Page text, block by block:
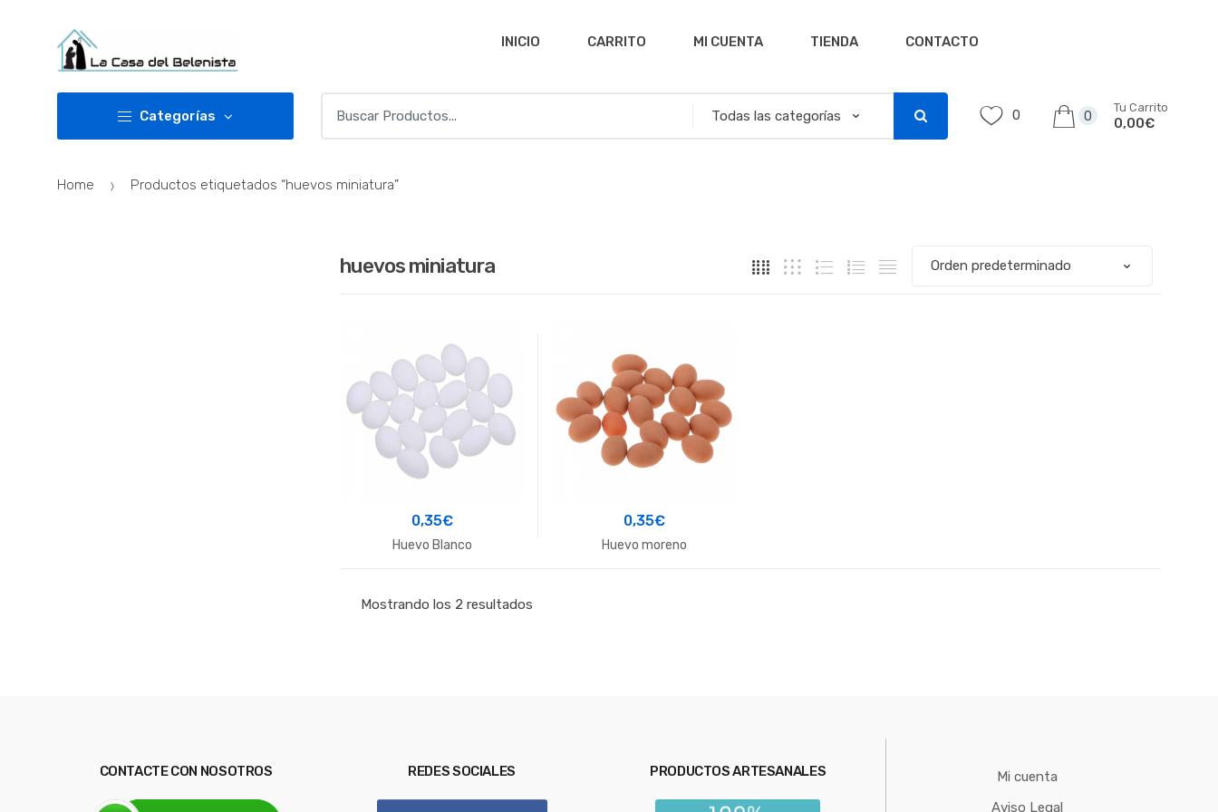
navigation
INICIO CARRITO MI CUENTA TIENDA CONTACTO
Categorías
por:
0 0
Tu Carrito
0,00€
Home Productos etiquetados “huevos miniatura”
huevos miniatura
0,35€
Huevo Blanco
0,35€
Huevo moreno
Mostrando los 2 resultados
CONTACTE CON NOSOTROS REDES SOCIALES PRODUCTOS ARTESANALES
Mi cuenta
Aviso Legal